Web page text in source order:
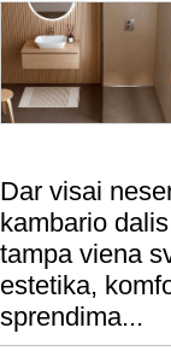
Dar visai
kambario
tampa viena
estetika,
sprendima...